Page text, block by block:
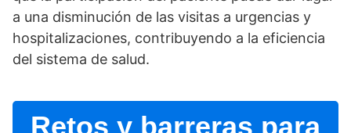
a una disminución de las visitas a urgencias y
hospitalizaciones, contribuyendo a la eficiencia
del sistema de salud.
Retos y barreras para